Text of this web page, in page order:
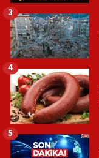
3
4
5